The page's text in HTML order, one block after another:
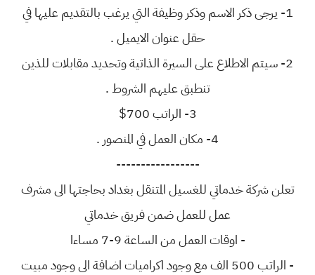
1- يرجى ذكر الاسم وذكر وظيفة التي يرغب بالتقديم عليها في
حقل عنوان الايميل .
2- سيتم الاطلاع على السيرة الذاتية وتحديد مقابلات للذين
تنطبق عليهم الشروط .
3- الراتب 700$
4- مكان العمل في المنصور .
-----------------
تعلن شركة خدماتي للغسيل المتنقل بغداد بحاجتها الى مشرف
عمل للعمل ضمن فريق خدماتي
- اوقات العمل من الساعة 9-7 مساءا
- الراتب 500 الف مع وجود اكراميات اضافة الى وجود مبيت